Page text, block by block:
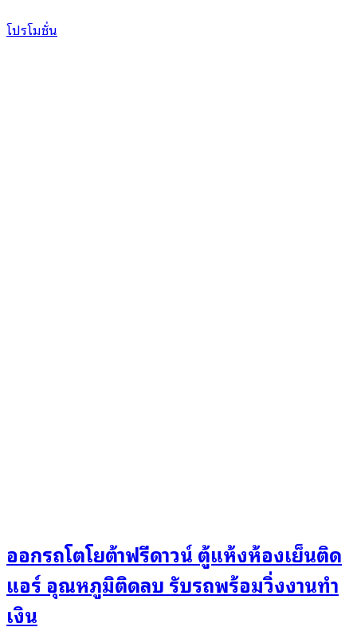
โปรโมชั่น
ออกรถโตโยต้าฟรีดาวน์ ตู้แห้งห้องเย็นติด
แอร์ อุณหภูมิติดลบ รับรถพร้อมวิ่งงานทำ
เงิน